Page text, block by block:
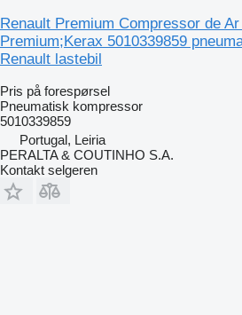
Renault Premium Compressor de
Premium;Kerax 5010339859
Renault lastebil
Pris på forespørsel
Pneumatisk kompressor
5010339859
Portugal, Leiria
PERALTA & COUTINHO S.A.
Kontakt selgeren